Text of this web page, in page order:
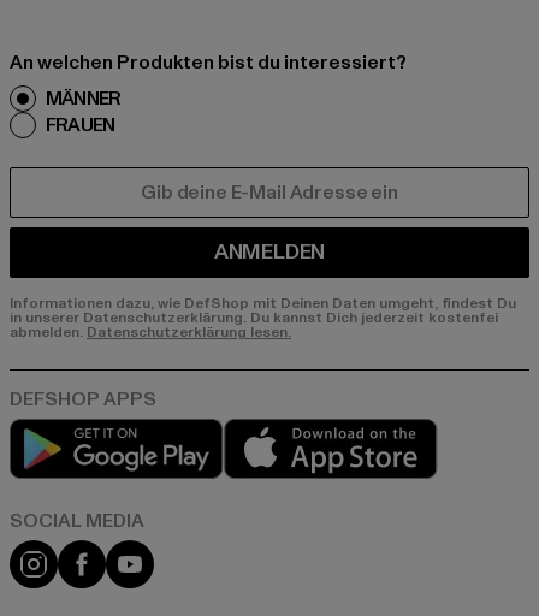
An welchen Produkten bist du interessiert?
MÄNNER
FRAUEN
ANMELDEN
Informationen dazu, wie DefShop mit Deinen Daten umgeht, findest Du
in unserer Datenschutzerklärung. Du kannst Dich jederzeit kostenfei
abmelden. Datenschutzerklärung lesen.
Play market
Instagram
FacebookYouTube